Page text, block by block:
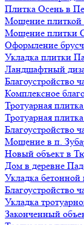
Плитка Осень в
Мощение плиткой
Мощение плитки
Оформление
Укладка плитки
Ландшафтный
Благоустройство
Комплексное
Тротуарная
Тротуарная
Благоустройство
Мощение в п.
Новый объект в
Дом в деревне
Укладка бетонной
Благоустройство
Укладка
Законченный